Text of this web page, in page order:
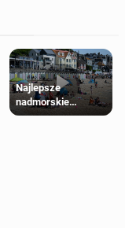
Najlepsze
nadmorskie
miasteczko blisko